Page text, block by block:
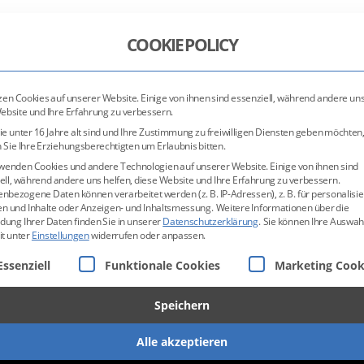
UNTERNEHMEN GERÜSTBAU
« zurück zur Übersicht
COOKIE POLICY
Cookies auf unserer Website. Einige von ihnen sind essenziell, während andere
und Ihre Erfahrung zu verbessern.
unter 16 Jahre alt sind und Ihre Zustimmung zu freiwilligen Diensten geben möchten,
Sie Ihre Erziehungsberechtigten um Erlaubnis bitten.
Cookies und andere Technologien auf unserer Website. Einige von ihnen sind
während andere uns helfen, diese Website und Ihre Erfahrung zu verbessern.
Daten können verarbeitet werden (z. B. IP-Adressen), z. B. für
und Inhalte oder Anzeigen- und Inhaltsmessung. Weitere Informationen über die
Ihrer Daten finden Sie in unsererDatenschutzerklärung. Sie können Ihre
unterEinstellungenwiderrufen oder anpassen.
eine Liste der Service-Gruppen, für die eine
Funktionale Cookies Marketing
Speichern
Alle akzeptieren